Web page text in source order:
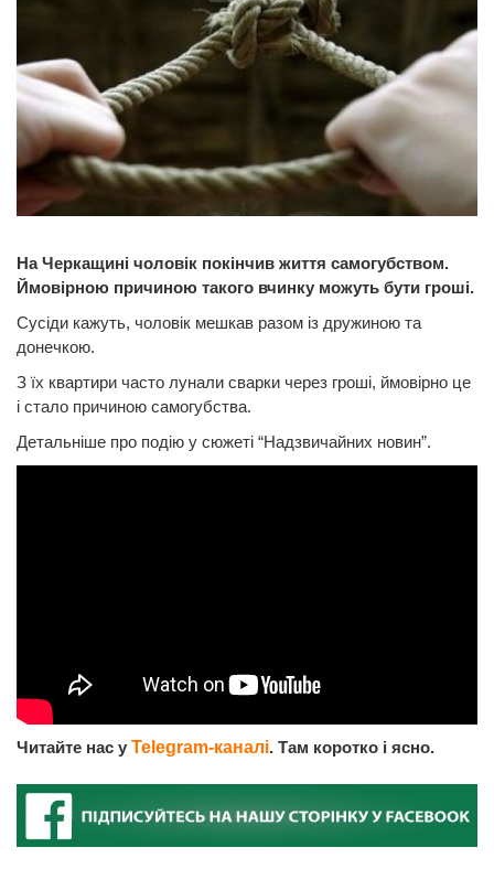
На Черкащині чоловік покінчив життя самогубством.
Ймовірною причиною такого вчинку можуть бути гроші.
Сусіди кажуть, чоловік мешкав разом із дружиною та
донечкою.
З їх квартири часто лунали сварки через гроші, ймовірно це
і стало причиною самогубства.
Детальніше про подію у сюжеті “Надзвичайних новин”.
Читайте нас у Telegram-каналі. Там коротко і ясно.